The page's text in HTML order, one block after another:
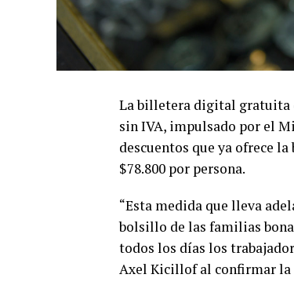
La billetera digital gratuita
sin IVA, impulsado por el
descuentos que ya ofrece
$78.800 por persona.
“Esta medida que lleva
bolsillo de las familias
todos los días los
Axel Kicillof al confirmar la